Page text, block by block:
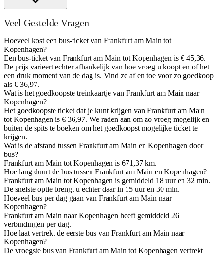
Veel Gestelde Vragen
Hoeveel kost een bus-ticket van Frankfurt am Main tot
Kopenhagen?
Een bus-ticket van Frankfurt am Main tot Kopenhagen is € 45,36.
De prijs varieert echter afhankelijk van hoe vroeg u koopt en of het
een druk moment van de dag is. Vind ze af en toe voor zo goedkoop
als € 36,97.
Wat is het goedkoopste treinkaartje van Frankfurt am Main naar
Kopenhagen?
Het goedkoopste ticket dat je kunt krijgen van Frankfurt am Main
tot Kopenhagen is € 36,97. We raden aan om zo vroeg mogelijk en
buiten de spits te boeken om het goedkoopst mogelijke ticket te
krijgen.
Wat is de afstand tussen Frankfurt am Main en Kopenhagen door
bus?
Frankfurt am Main tot Kopenhagen is 671,37 km.
Hoe lang duurt de bus tussen Frankfurt am Main en Kopenhagen?
Frankfurt am Main tot Kopenhagen is gemiddeld 18 uur en 32 min.
De snelste optie brengt u echter daar in 15 uur en 30 min.
Hoeveel bus per dag gaan van Frankfurt am Main naar
Kopenhagen?
Frankfurt am Main naar Kopenhagen heeft gemiddeld 26
verbindingen per dag.
Hoe laat vertrekt de eerste bus van Frankfurt am Main naar
Kopenhagen?
De vroegste bus van Frankfurt am Main tot Kopenhagen vertrekt